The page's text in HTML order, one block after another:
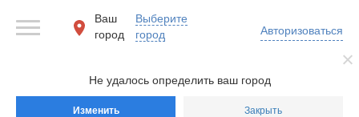
Не удалось определить ваш город
Изменить Закрыть
Ваш
город
Выберите
город
Авторизоваться